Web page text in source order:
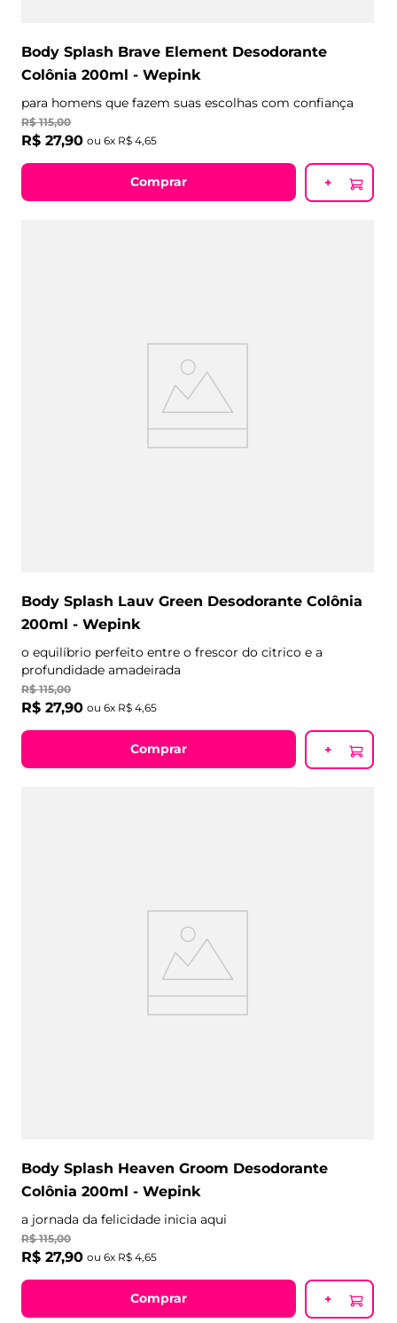
Body Splash Brave Element Desodorante
Colônia 200ml - Wepink
para homens que fazem suas escolhas com confiança
R$ 115,00
R$ 27,90 ou 6x R$ 4,65
Comprar +
Body Splash Lauv Green Desodorante Colônia
200ml - Wepink
o equilíbrio perfeito entre o frescor do citrico e a
profundidade amadeirada
R$ 115,00
R$ 27,90 ou 6x R$ 4,65
Comprar +
Body Splash Heaven Groom Desodorante
Colônia 200ml - Wepink
a jornada da felicidade inicia aqui
R$ 115,00
R$ 27,90 ou 6x R$ 4,65
Comprar +